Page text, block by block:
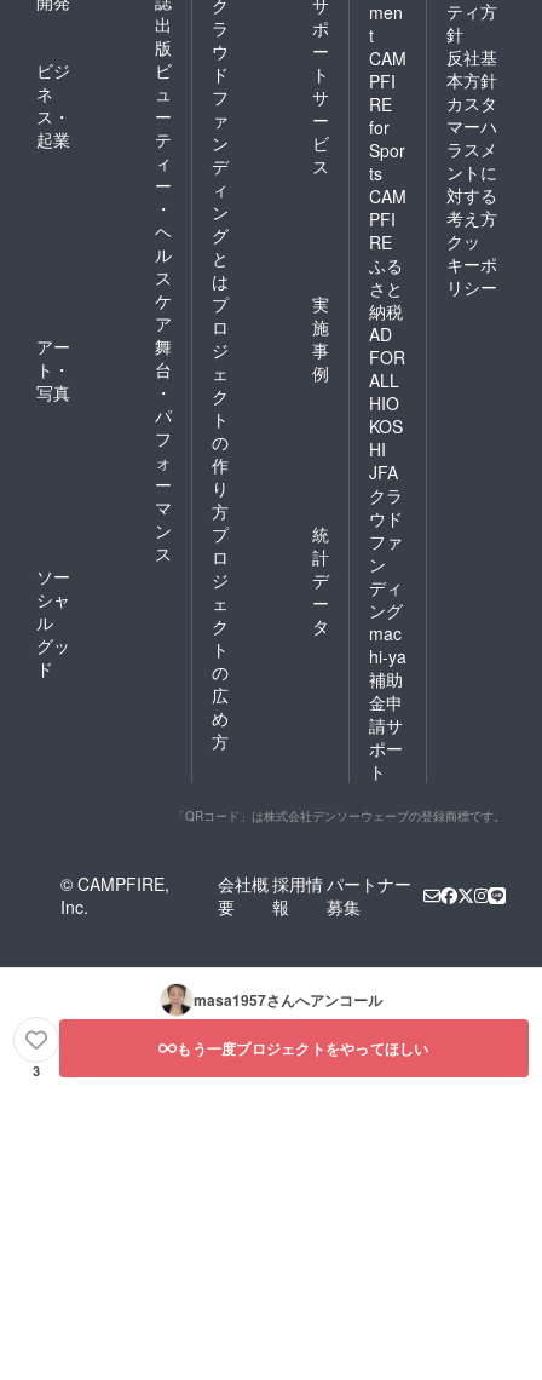
出
版
ビジ
ネ
ス・
起業
ビ
ュ
ー
テ
ィ
ー
・
ヘ
ル
ス
ケ
ア
アー
ト・
写真
舞
台
・
パ
フ
ォ
ー
マ
ン
ス
ソー
シャ
ル
グッ
ド
ク
ラ
ウ
ド
フ
ァ
ン
デ
ィ
ン
グ
と
は
サ
ポ
ー
ト
サ
ー
ビ
ス
プ
ロ
ジ
ェ
ク
ト
の
作
り
方
実
施
事
例
プ
ロ
ジ
ェ
ク
ト
の
広
め
方
統
計
デ
ー
タ
men
t
CAM
PFI
RE
for
Spor
ts
CAM
PFI
RE
ふる
さと
納税
AD
FOR
ALL
HIO
KOS
HI
JFA
クラ
ウド
ファ
ン
ディ
ング
mac
hi-ya
補助
金申
請サ
ポー
ト
ティ方
針
反社基
本方針
カスタ
マーハ
ラスメ
ントに
対する
考え方
クッ
キーポ
リシー
「QRコード」は株式会社デンソーウェーブの登録商標です。
© CAMPFIRE,
Inc.
会社概
要
採用情
報
パートナー
募集
masa1957さんへアンコール
3
もう一度プロジェクトをやってほしい